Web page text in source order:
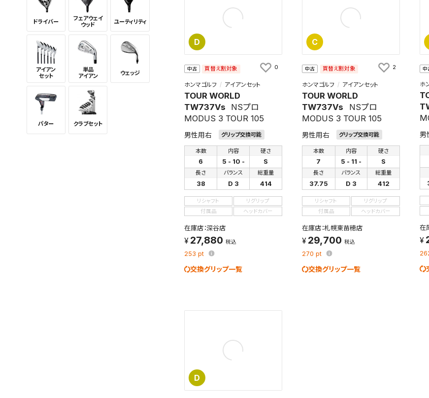
D
中古 買替え割対象
ホンマゴルフ アイアンセット
TOUR WORLD
TW737Vs
NSプロ
MODUS 3 TOUR 105
男性用右 グリップ交換可能
本数
6
内容
5 - 10 -
硬さ
S
長さ
38
バランス
D 3
総重量
414
リシャフト
リグリップ
付属品
ヘッドカバー
在庫店：深谷店
27,880 税込
253 pt
交換グリップ一覧
0
C
中古 買替え割対象
ホンマゴルフ アイアンセット
TOUR WORLD
TW737Vs
NSプロ
MODUS 3 TOUR 105
男性用右 グリップ交換可能
本数
7
内容
5 - 11 -
硬さ
S
長さ
37.75
バランス
D 3
総重量
412
リシャフト
リグリップ
付属品
ヘッドカバー
在庫店：札幌東苗穂店
29,700 税込
270 pt
交換グリップ一覧
2 中
ホ
男
在
D
検索条件を保存
この検索条件をマイページ内「保存検索条件一覧」に保存します。
よく探す商品を、毎回条件指定することなく簡単に開くことができます。
検索条件
のアカウント内の「お知らせ」で通知します。
保存された検索条件は変更できません。
条件を変更したい場合は、マイページの「保存検索条件一覧」から画面を表示
の上、保存し直してください。
検索条件を保存しました。
ドライバー
フェアウェイ
ウッド
ユーティリティ
アイアン
セット
単品
アイアン
ウェッジ
パター クラブセット